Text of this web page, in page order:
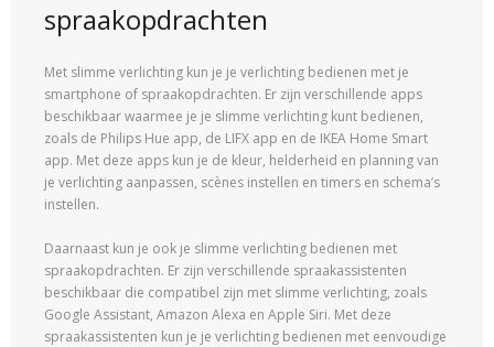
spraakopdrachten
Met slimme verlichting kun je je verlichting bedienen met je
smartphone of spraakopdrachten. Er zijn verschillende apps
beschikbaar waarmee je je slimme verlichting kunt bedienen,
zoals de Philips Hue app, de LIFX app en de IKEA Home Smart
app. Met deze apps kun je de kleur, helderheid en planning van
je verlichting aanpassen, scènes instellen en timers en schema’s
instellen.
Daarnaast kun je ook je slimme verlichting bedienen met
spraakopdrachten. Er zijn verschillende spraakassistenten
beschikbaar die compatibel zijn met slimme verlichting, zoals
Google Assistant, Amazon Alexa en Apple Siri. Met deze
spraakassistenten kun je je verlichting bedienen met eenvoudige